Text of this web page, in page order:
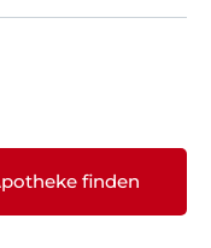
finden